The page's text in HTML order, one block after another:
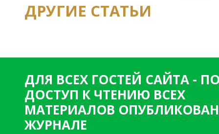
ДРУГИЕ СТАТЬИ
ДЛЯ ВСЕХ ГОСТЕЙ САЙТА -
ДОСТУП К ЧТЕНИЮ ВСЕХ
МАТЕРИАЛОВ
ЖУРНАЛЕ